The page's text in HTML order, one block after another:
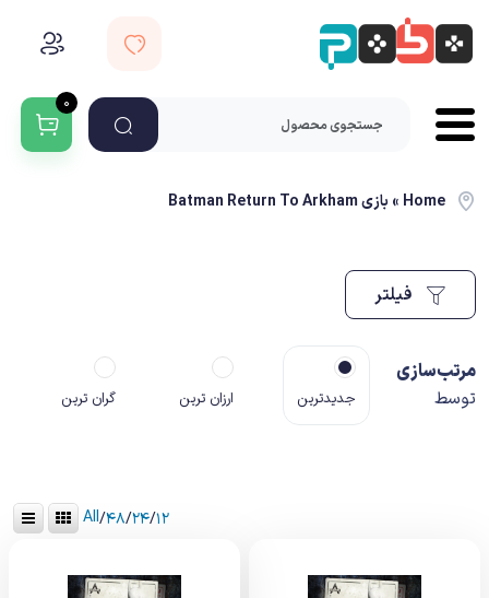
۰
Home
» بازی Batman Return To Arkham
فیلتر
مرتب‌سازی
توسط
جدیدترین ارزان ترین گران ترین
۱۲/۲۴/۴۸/
All